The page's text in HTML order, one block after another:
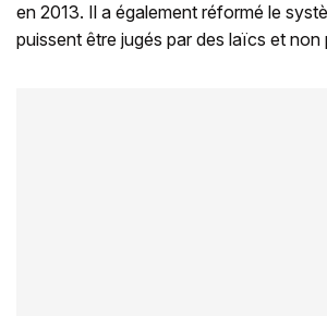
en 2013. Il a également réformé le
puissent être jugés par des laïcs et